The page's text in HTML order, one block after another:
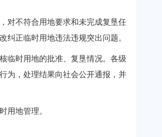
对不符合用地要求和未完成复垦任
正临时用地违法违规突出问题。
临时用地的批准、复垦情况。各级
为，处理结果向社会公开通报，并
用地管理。